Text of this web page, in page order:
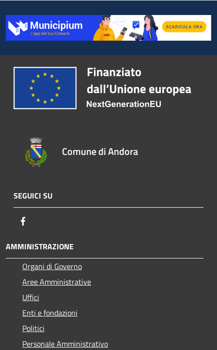
Comune di Andora
SEGUICI SU
AMMINISTRAZIONE
Organi di Governo
Aree Amministrative
Uffici
Enti e fondazioni
Politici
Personale Amministrativo